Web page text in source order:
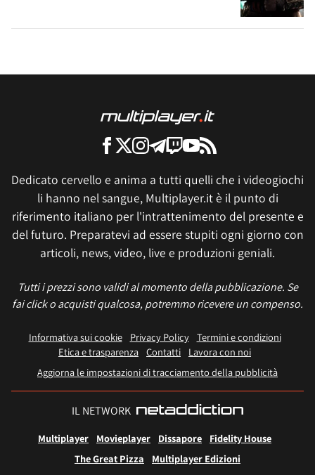
Dedicato cervello e anima a tutti quelli che i videogiochi
li hanno nel sangue, Multiplayer.it è il punto di
riferimento italiano per l'intrattenimento del presente e
del futuro. Preparatevi ad essere stupiti ogni giorno con
articoli, news, video, live e produzioni geniali.
Tutti i prezzi sono validi al momento della pubblicazione. Se
fai click o acquisti qualcosa, potremmo ricevere un compenso.
Informativa sui cookie Privacy Policy
Termini e condizioni
Etica e trasparenza Contatti
Lavora con noi
Aggiorna le impostazioni di tracciamento della pubblicità
IL NETWORK
Multiplayer Movieplayer Dissapore
Fidelity House
The Great Pizza
Multiplayer Edizioni